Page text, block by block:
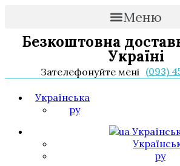
Меню
Безкоштовна
Україні
Зателефонуйте мені (093)
Українська
ру
ру